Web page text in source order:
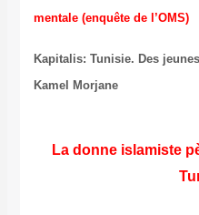
mentale (enquête de l’OMS)
Kapitalis: Tunisie. Des
Kamel Morjane
La donne islamiste